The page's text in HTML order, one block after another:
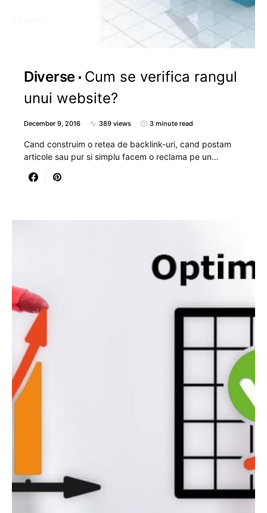
Diverse Cum se verifica rangul
unui website?
December 9, 2016 389 views 3 minute read
Cand construim o retea de backlink-uri, cand postam
articole sau pur si simplu facem o reclama pe un…